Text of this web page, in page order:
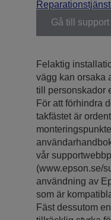
Gå till support
Felaktig
vägg kan orsaka
till personskador
För att förhindra
takfästet är
vår
(www.epson.se/
användning av
som är
Fäst dessutom